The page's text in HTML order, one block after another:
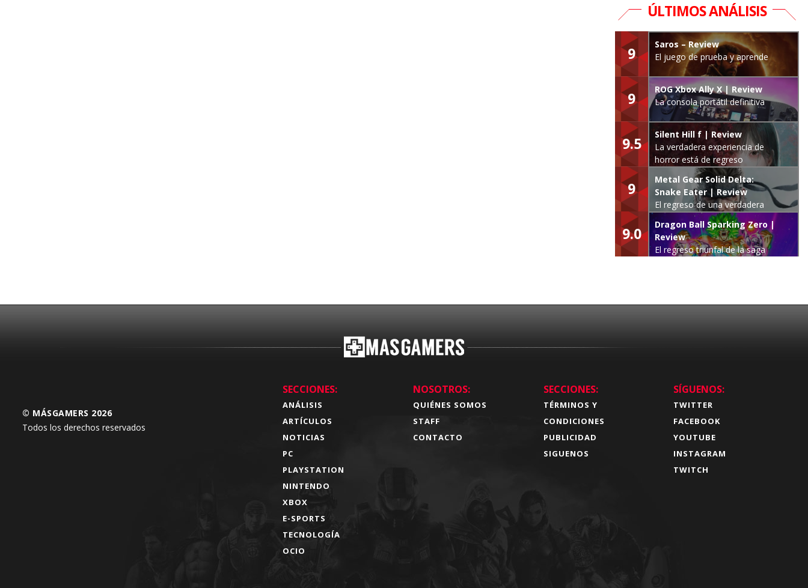
ÚLTIMOS ANÁLISIS
9
Saros – Review
El juego de prueba y aprende
9
ROG Xbox Ally X | Review
La consola portátil definitiva
9.5
Silent Hill f | Review
La verdadera experiencia de
horror está de regreso
9
Metal Gear Solid Delta:
Snake Eater | Review
El regreso de una verdadera
leyenda
9.0
Dragon Ball Sparking Zero |
Review
El regreso triunfal de la saga
© MÁSGAMERS 2026
Todos los derechos reservados
SECCIONES:
ANÁLISIS
ARTÍCULOS
NOTICIAS
PC
PLAYSTATION
NINTENDO
XBOX
E-SPORTS
TECNOLOGÍA
OCIO
NOSOTROS:
QUIÉNES SOMOS
STAFF
CONTACTO
SECCIONES:
TÉRMINOS Y
CONDICIONES
PUBLICIDAD
SIGUENOS
SÍGUENOS:
TWITTER
FACEBOOK
YOUTUBE
INSTAGRAM
TWITCH